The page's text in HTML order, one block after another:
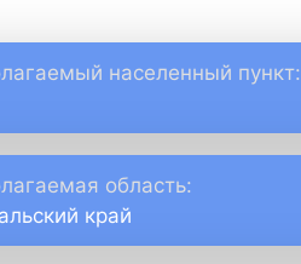
населенный пункт:
область:
край